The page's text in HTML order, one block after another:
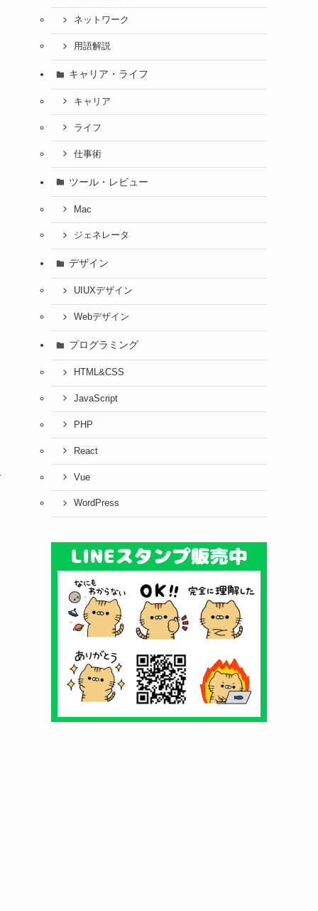
ネットワーク
用語解説
キャリア・ライフ
キャリア
ライフ
仕事術
ツール・レビュー
Mac
ジェネレータ
デザイン
UIUXデザイン
Webデザイン
プログラミング
HTML&CSS
JavaScript
PHP
React
Vue
WordPress